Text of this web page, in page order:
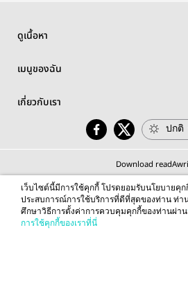
ดูเนื้อหา
เมนูของฉัน
เกี่ยวกับเรา
ปกติ
Download
© 2026 readAwrite.com by MEB
This site is protected by reCAPTCHA and the Google
เว็บไซต์นี้มีการใช้คุกกี้ โปรดยอมรับนโยบายคุก
ประสบการณ์การใช้บริการที่ดีที่สุดของท่าน ท่า
ศึกษาวิธีการตั้งค่าการควบคุมคุกกี้ของท่านผ่าน
การใช้คุกกี้ของเราที่นี่